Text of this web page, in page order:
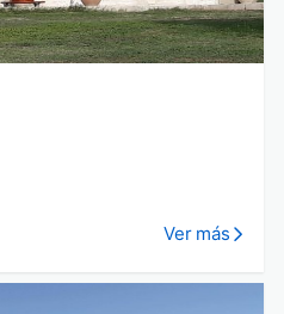
Ver más